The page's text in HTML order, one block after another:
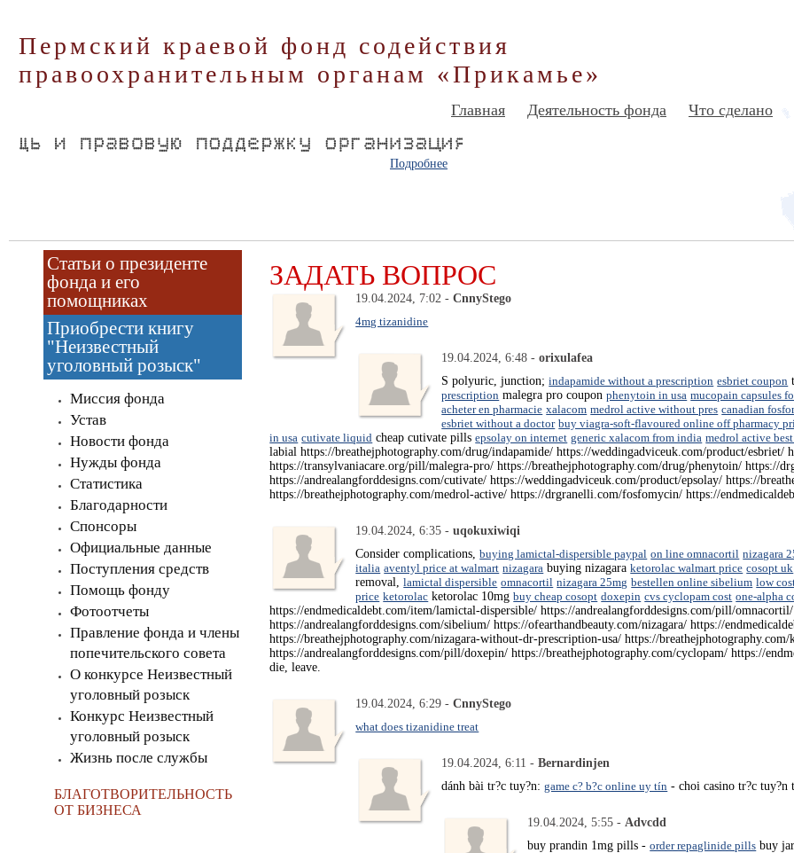
Пермский краевой фонд содействия
правоохранительным органам «Прикамье»
Главная Деятельность фонда Что сделано
Подробнее
Статьи о президенте
фонда и его
помощниках
Приобрести книгу
"Неизвестный
уголовный розыск"
Миссия фонда
Устав
Новости фонда
Нужды фонда
Статистика
Благодарности
Спонсоры
Официальные данные
Поступления средств
Помощь фонду
Фотоотчеты
Правление фонда и члены
попечительского совета
О конкурсе Неизвестный
уголовный розыск
Конкурс Неизвестный
уголовный розыск
Жизнь после службы
БЛАГОТВОРИТЕЛЬНОСТЬ
ОТ БИЗНЕСА
ЗАДАТЬ ВОПРОС
19.04.2024, 7:02 -CnnyStego
4mg tizanidine
19.04.2024, 6:48 -orixulafea
S polyuric, junction;indapamide without a prescription esbriet coupon
prescription malegra pro couponphenytoin in usa mucopain capsules
acheter en pharmacie xalacom medrol active without pres canadian
esbriet without a doctor buy viagra-soft-flavoured online off pharmacy
in usa cutivate liquid cheap cutivate pillsepsolay on internet generic xalacom from india medrol active
labial https://breathejphotography.com/drug/indapamide/ https://weddingadviceuk.com/product/esbriet/
https://transylvaniacare.org/pill/malegra-pro/ https://breathejphotography.com/drug/phenytoin/ https://
https://andrealangforddesigns.com/cutivate/ https://weddingadviceuk.com/product/epsolay/ https://
https://breathejphotography.com/medrol-active/ https://drgranelli.com/fosfomycin/ https://
19.04.2024, 6:35 -uqokuxiwiqi
Consider complications,buying lamictal-dispersible paypal on line omnacortil nizagara
italia aventyl price at walmart nizagara buying nizagaraketorolac walmart price cosopt uk
removal,lamictal dispersible omnacortil nizagara 25mg bestellen online sibelium low
price ketorolac ketorolac 10mgbuy cheap cosopt doxepin cvs cyclopam cost one-alpha
https://endmedicaldebt.com/item/lamictal-dispersible/ https://andrealangforddesigns.com/pill/
https://andrealangforddesigns.com/sibelium/ https://ofearthandbeauty.com/nizagara/ https://
https://breathejphotography.com/nizagara-without-dr-prescription-usa/ https://
https://andrealangforddesigns.com/pill/doxepin/ https://breathejphotography.com/cyclopam/ https://
die, leave.
19.04.2024, 6:29 -CnnyStego
what does tizanidine treat
19.04.2024, 6:11 -Bernardinjen
dánh bài tr?c tuy?n:game c? b?c online uy tín - choi casino tr?c tuy?n
19.04.2024, 5:55 -Advcdd
buy prandin 1mg pills -order repaglinide pills buy